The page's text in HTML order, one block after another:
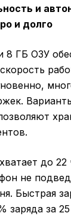
и
и долго
8 ГБ ОЗУ
до 22
не
Быстрая
заряда за